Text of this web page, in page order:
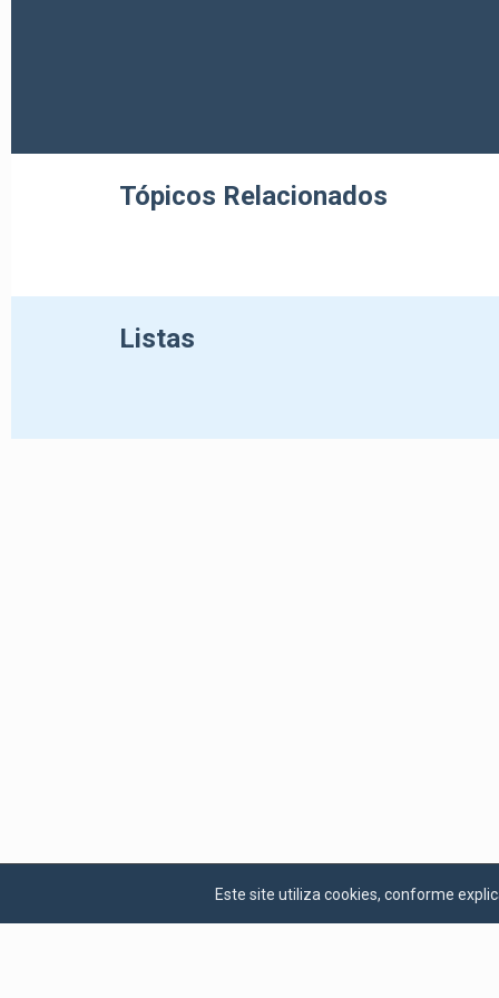
Tópicos Relacionados
Listas
Este site utiliza cookies, conforme